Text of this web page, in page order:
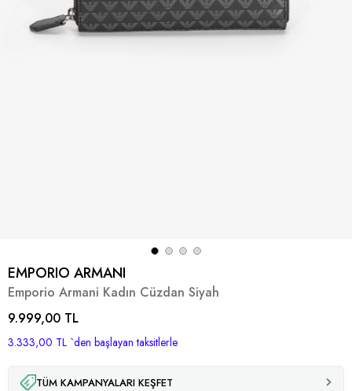
EMPORIO ARMANI
Emporio Armani Kadın Cüzdan Siyah
9.999,00 TL
3.333,00 TL `den başlayan taksitlerle
TÜM KAMPANYALARI KEŞFET